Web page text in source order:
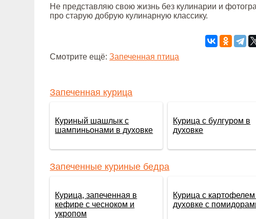
Не представляю свою жизнь без кулинарии и
про старую добрую кулинарную классику.
Смотрите ещё:Запеченная птица
Запеченная курица
Куриный шашлык с
шампиньонами в духовке
Курица с булгуром в
духовке
Запеченные куриные бедра
Курица, запеченная в
кефире с чесноком и
укропом
Курица с картофелем
духовке с